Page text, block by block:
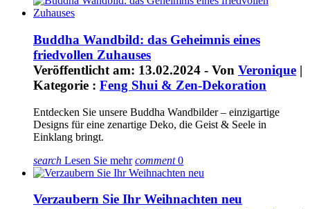
Buddha Wandbild: das Geheimnis eines
friedvollen Zuhauses
Veröffentlicht am: 13.02.2024 - Von Veronique |
Kategorie : Feng Shui & Zen-Dekoration
Entdecken Sie unsere Buddha Wandbilder – einzigartige
Designs für eine zenartige Deko, die Geist & Seele in
Einklang bringt.
search Lesen Sie mehr comment0
Verzaubern Sie Ihr Weihnachten neu